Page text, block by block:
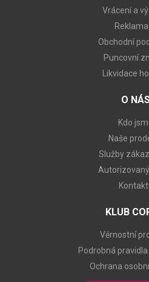
Vrácení a
Obchodní
Puncovní
Likvidace
O
Kdo
Naše
Služby
KLUB
Věrnostní
Podrobná pravidla
Ochrana